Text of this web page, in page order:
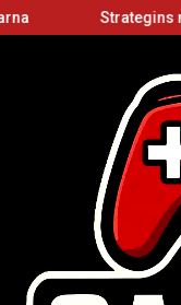
Strategins